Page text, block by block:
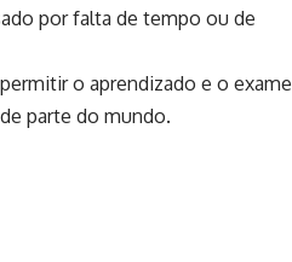
por falta de tempo ou de
o aprendizado e o exame
parte do mundo.